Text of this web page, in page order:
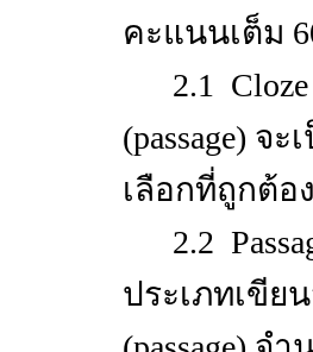
คะแนนเต็ม
2.1 Cloze
(passage) จ
เลือกที่ถูกต้อ
2.2
ประเภทเขีย